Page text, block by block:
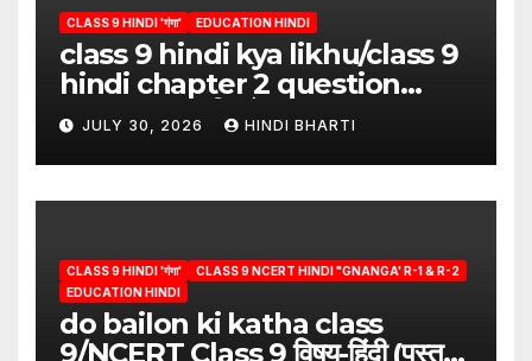
CLASS 9 HINDI 'गंगा' EDUCATION HINDI
class 9 hindi kya likhu/class 9
hindi chapter 2 question
answer/क्या लिखूँ-पदुमलाल/class 9
hindi
JULY 30, 2026 HINDI BHARTI
CLASS 9 HINDI 'गंगा'
CLASS 9 NCERT HINDI "GNANGA' R-1 & R-2
EDUCATION HINDI
do bailon ki katha class
9/NCERT Class 9 विषय-हिंदी (पुस्तक-